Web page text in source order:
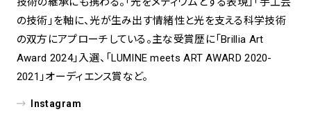
の技術」を軸に、光が生み出す情緒性と光を支える科学技術
の双方にアプローチしている。主な受賞歴に「Brillia Art
Award 2024」入選、「LUMINE meets ART AWARD 2020-
2021」オーディエンス賞など。
Instagram